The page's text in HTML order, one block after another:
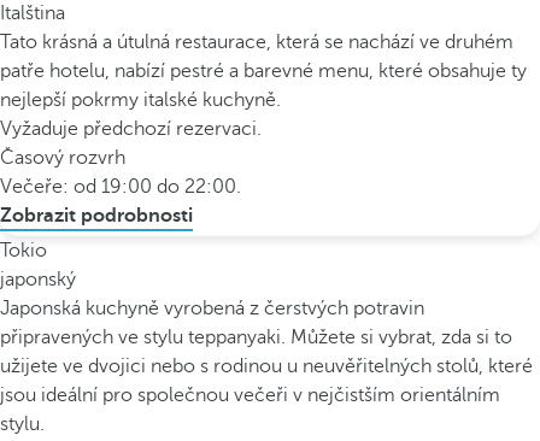
Italština
Tato krásná a útulná restaurace, která se nachází ve druhém
patře hotelu, nabízí pestré a barevné menu, které obsahuje ty
nejlepší pokrmy italské kuchyně.
Vyžaduje předchozí rezervaci.
Časový rozvrh
Večeře: od 19:00 do 22:00.
Zobrazit podrobnosti
Tokio
japonský
Japonská kuchyně vyrobená z čerstvých potravin
připravených ve stylu teppanyaki. Můžete si vybrat, zda si to
užijete ve dvojici nebo s rodinou u neuvěřitelných stolů, které
jsou ideální pro společnou večeři v nejčistším orientálním
stylu.